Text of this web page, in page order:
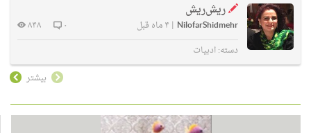
ریش‌ریش
NilofarShidmehr
| ۴ ماه قبل ۰
۸۴۸
دسته:ادبیات
بیشتر